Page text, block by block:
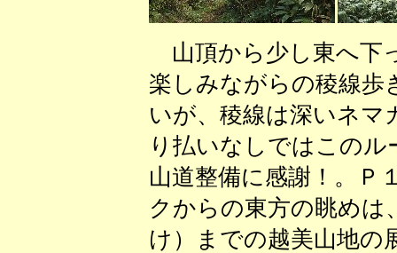
山頂から少し東へ下
楽しみながらの稜線歩
いが、稜線は深いネマ
り払いなしではこのル
山道整備に感謝！。Ｐ
クからの東方の眺めは
け）までの越美山地の